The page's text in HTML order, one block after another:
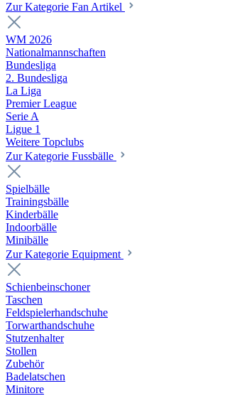
Zur Kategorie Fan Artikel
WM 2026
Nationalmannschaften
Bundesliga
2. Bundesliga
La Liga
Premier League
Serie A
Ligue 1
Weitere Topclubs
Zur Kategorie Fussbälle
Spielbälle
Trainingsbälle
Kinderbälle
Indoorbälle
Minibälle
Zur Kategorie Equipment
Schienbeinschoner
Taschen
Feldspielerhandschuhe
Torwarthandschuhe
Stutzenhalter
Stollen
Zubehör
Badelatschen
Minitore